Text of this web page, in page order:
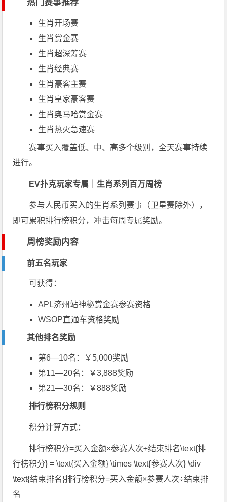
热门赛事推荐
生肖开场赛
生肖赏金赛
生肖超深筹赛
生肖经典赛
生肖豪客主赛
生肖皇家豪客赛
生肖奥马哈赏金赛
生肖热火急速赛
赛事买入覆盖低、中、高多个级别，全天赛事持续
进行。
EV扑克玩家专属｜生肖系列百万周榜
参与人民币买入的生肖系列赛事（卫星赛除外），
即可累积排行榜积分，冲击每周专属奖励。
周榜奖励内容
前五名玩家
可获得：
APL济州站神秘赏金赛参赛资格
WSOP直通车资格奖励
其他排名奖励
第6—10名：￥5,000奖励
第11—20名：￥3,888奖励
第21—30名：￥888奖励
排行榜积分规则
积分计算方式：
排行榜积分=买入金额×参赛人次÷结束排名\text{排
行榜积分} = \text{买入金额} \times \text{参赛人次} \div
\text{结束排名}排行榜积分=买入金额×参赛人次÷结束排
名